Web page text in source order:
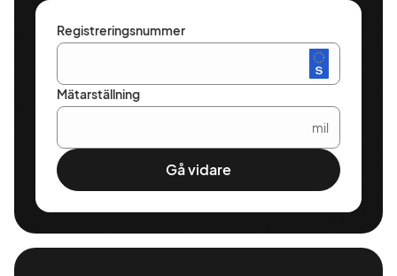
Registreringsnummer
Mätarställning
mil
Gå vidare